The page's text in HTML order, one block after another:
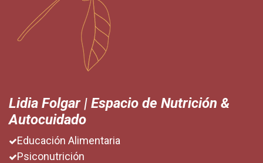
Lidia Folgar | Espacio de Nutrición &
Autocuidado
Educación Alimentaria
Psiconutrición